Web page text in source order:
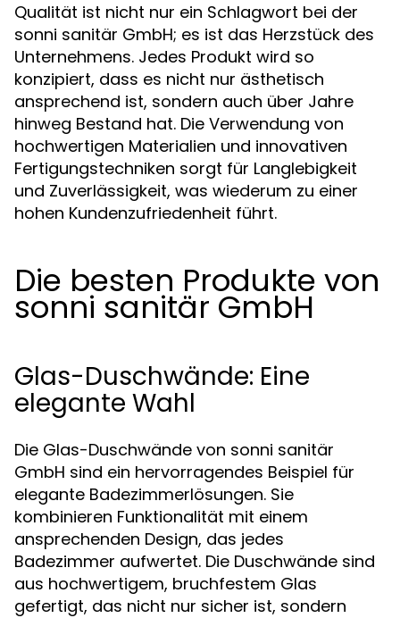
Qualität ist nicht nur ein Schlagwort bei der
sonni sanitär GmbH; es ist das Herzstück des
Unternehmens. Jedes Produkt wird so
konzipiert, dass es nicht nur ästhetisch
ansprechend ist, sondern auch über Jahre
hinweg Bestand hat. Die Verwendung von
hochwertigen Materialien und innovativen
Fertigungstechniken sorgt für Langlebigkeit
und Zuverlässigkeit, was wiederum zu einer
hohen Kundenzufriedenheit führt.
Die besten Produkte von
sonni sanitär GmbH
Glas-Duschwände: Eine
elegante Wahl
Die Glas-Duschwände von sonni sanitär
GmbH sind ein hervorragendes Beispiel für
elegante Badezimmerlösungen. Sie
kombinieren Funktionalität mit einem
ansprechenden Design, das jedes
Badezimmer aufwertet. Die Duschwände sind
aus hochwertigem, bruchfestem Glas
gefertigt, das nicht nur sicher ist, sondern